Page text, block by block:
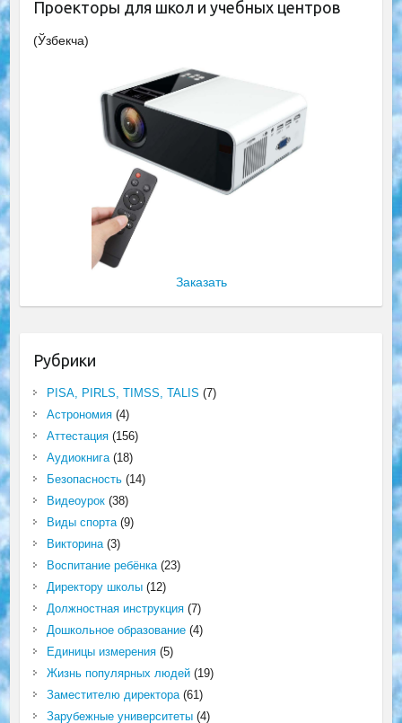
Проекторы для школ и учебных центров
(Ўзбекча)
Заказать
Рубрики
PISA, PIRLS, TIMSS, TALIS (7)
Астрономия(4)
Аттестация(156)
Аудиокнига(18)
Безопасность(14)
Видеоурок(38)
Виды спорта(9)
Викторина(3)
Воспитание ребёнка(23)
Директору школы(12)
Должностная инструкция(7)
Дошкольное образование(4)
Единицы измерения(5)
Жизнь популярных людей(19)
Заместителю директора(61)
Зарубежные университеты(4)